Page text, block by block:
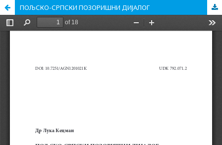
ПОЉСКО-СРПСКИ ПОЗОРИШНИ ДИЈАЛОГ